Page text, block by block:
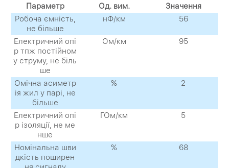
Параметр Од. вим.
Значення
Робоча ємність,
не більше
нФ/км 56
Електричний опі
р тпж постійном
у струму, не біль
ше
Ом/км 95
Омічна асиметр
ія жил у парі, не
більше
% 2
Електричний опі
р ізоляції, не ме
нше
ГОм/км 5
Номінальна шви
дкість поширен
% 68